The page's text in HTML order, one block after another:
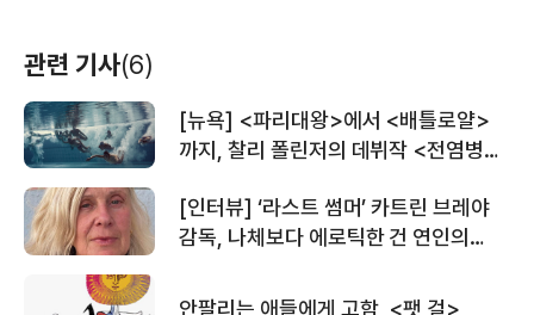
관련 기사(6)
[뉴욕] <파리대왕>에서 <배틀로얄>
까지, 찰리 폴린저의 데뷔작 <전염병>
[인터뷰] ‘라스트 썸머’ 카트린 브레야
감독, 나체보다 에로틱한 건 연인의
안팔리는 애들에게 고함, <팻 걸>